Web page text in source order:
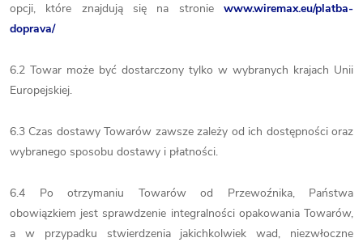
opcji, które znajdują się na stronie www.wiremax.eu/platba-
doprava/
6.2 Towar może być dostarczony tylko w wybranych krajach Unii
Europejskiej.
6.3 Czas dostawy Towarów zawsze zależy od ich dostępności oraz
wybranego sposobu dostawy i płatności.
6.4 Po otrzymaniu Towarów od Przewoźnika, Państwa
obowiązkiem jest sprawdzenie integralności opakowania Towarów,
a w przypadku stwierdzenia jakichkolwiek wad, niezwłoczne